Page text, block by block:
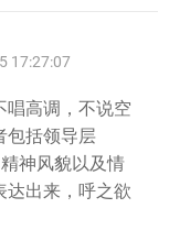
17:27:07
唱高调，不说空
包括领导层
神风貌以及情
达出来，呼之欲